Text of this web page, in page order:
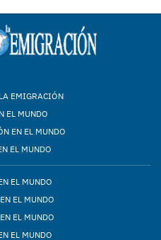
EMIGRACIÓN
EL MUNDO
EN EL MUNDO
EL MUNDO
EL MUNDO
EL MUNDO
EL MUNDO
EL MUNDO